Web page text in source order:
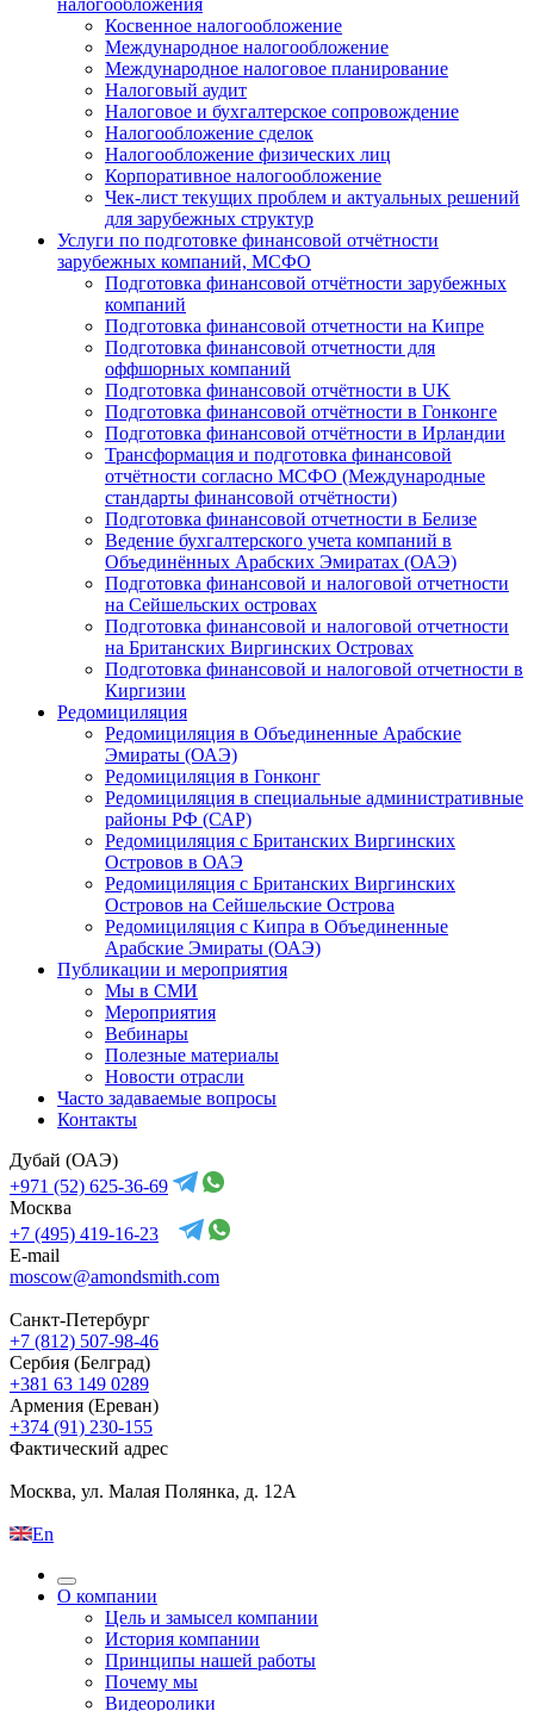
налогообложения
Косвенное налогообложение
Международное налогообложение
Международное налоговое планирование
Налоговый аудит
Налоговое и бухгалтерское сопровождение
Налогообложение сделок
Налогообложение физических лиц
Корпоративное налогообложение
Чек-лист текущих проблем и актуальных решений
для зарубежных структур
Услуги по подготовке финансовой отчётности
зарубежных компаний, МСФО
Подготовка финансовой отчётности зарубежных
компаний
Подготовка финансовой отчетности на Кипре
Подготовка финансовой отчетности для
оффшорных компаний
Подготовка финансовой отчётности в UK
Подготовка финансовой отчётности в Гонконге
Подготовка финансовой отчётности в Ирландии
Трансформация и подготовка финансовой
отчётности согласно МСФО (Международные
стандарты финансовой отчётности)
Подготовка финансовой отчетности в Белизе
Ведение бухгалтерского учета компаний в
Объединённых Арабских Эмиратах (ОАЭ)
Подготовка финансовой и налоговой отчетности
на Сейшельских островах
Подготовка финансовой и налоговой отчетности
на Британских Виргинских Островах
Подготовка финансовой и налоговой отчетности в
Киргизии
Редомициляция
Редомициляция в Объединенные Арабские
Эмираты (ОАЭ)
Редомициляция в Гонконг
Редомициляция в специальные административные
районы РФ (САР)
Редомициляция с Британских Виргинских
Островов в ОАЭ
Редомициляция с Британских Виргинских
Островов на Сейшельские Острова
Редомициляция с Кипра в Объединенные
Арабские Эмираты (ОАЭ)
Публикации и мероприятия
Мы в СМИ
Мероприятия
Вебинары
Полезные материалы
Новости отрасли
Часто задаваемые вопросы
Контакты
Дубай (ОАЭ)
+971 (52) 625-36-69
Москва
+7 (495) 419-16-23
E-mail
moscow@amondsmith.com
Санкт-Петербург
+7 (812) 507-98-46
Сербия (Белград)
+381 63 149 0289
Армения (Ереван)
+374 (91) 230-155
Фактический адрес
Москва, ул. Малая Полянка, д. 12А
En
О компании
Цель и замысел компании
История компании
Принципы нашей работы
Почему мы
Видеоролики